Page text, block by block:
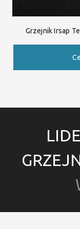
Grzejnik Irsap